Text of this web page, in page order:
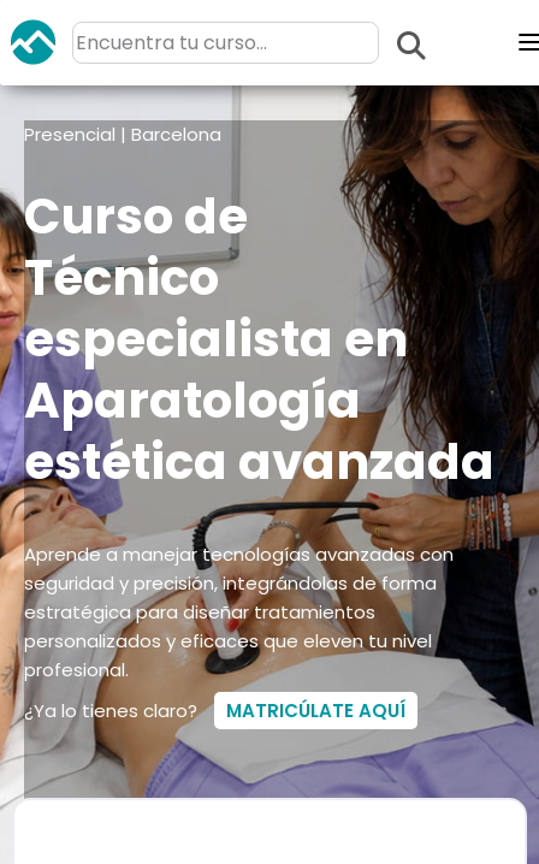
Presencial | Barcelona
Curso de
Técnico
especialista en
Aparatología
estética avanzada
Aprende a manejar tecnologías avanzadas con
seguridad y precisión, integrándolas de forma
estratégica para diseñar tratamientos
personalizados y eficaces que eleven tu nivel
profesional.
¿Ya lo tienes claro?
MATRICÚLATE AQUÍ